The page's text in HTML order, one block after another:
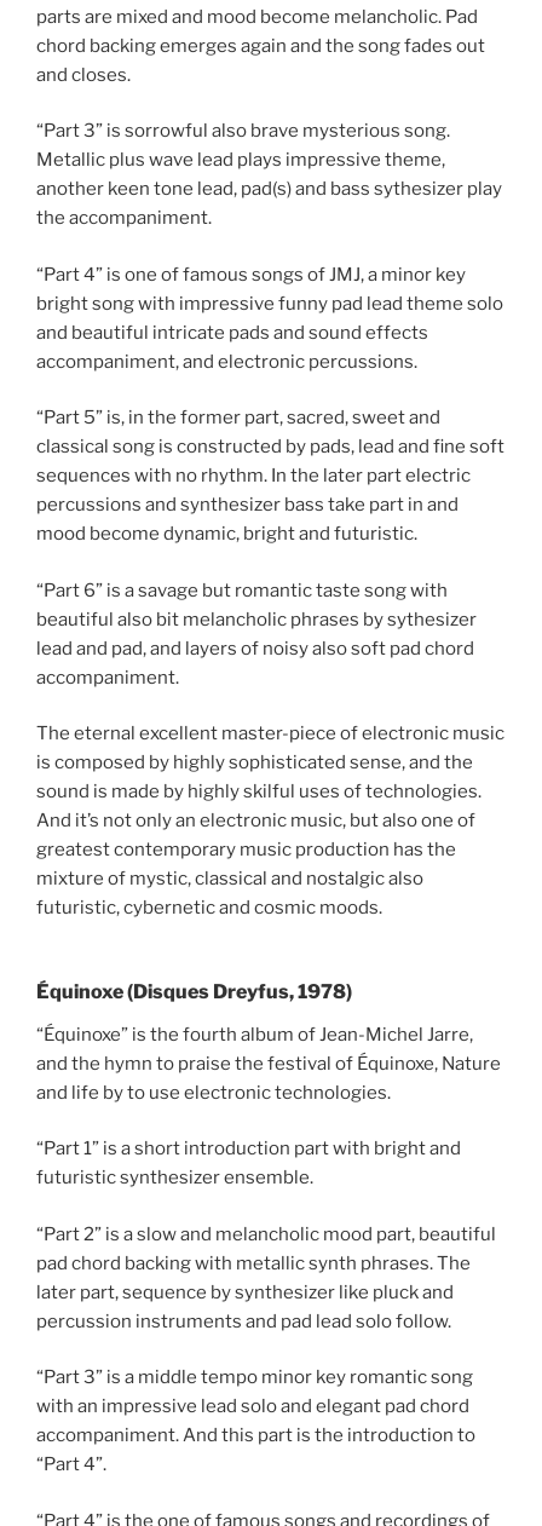
parts are mixed and mood become melancholic. Pad
chord backing emerges again and the song fades out
and closes.
“Part 3” is sorrowful also brave mysterious song.
Metallic plus wave lead plays impressive theme,
another keen tone lead, pad(s) and bass sythesizer play
the accompaniment.
“Part 4” is one of famous songs of JMJ, a minor key
bright song with impressive funny pad lead theme solo
and beautiful intricate pads and sound effects
accompaniment, and electronic percussions.
“Part 5” is, in the former part, sacred, sweet and
classical song is constructed by pads, lead and fine soft
sequences with no rhythm. In the later part electric
percussions and synthesizer bass take part in and
mood become dynamic, bright and futuristic.
“Part 6” is a savage but romantic taste song with
beautiful also bit melancholic phrases by sythesizer
lead and pad, and layers of noisy also soft pad chord
accompaniment.
The eternal excellent master-piece of electronic music
is composed by highly sophisticated sense, and the
sound is made by highly skilful uses of technologies.
And it’s not only an electronic music, but also one of
greatest contemporary music production has the
mixture of mystic, classical and nostalgic also
futuristic, cybernetic and cosmic moods.
Équinoxe (Disques Dreyfus, 1978)
“Équinoxe” is the fourth album of Jean-Michel Jarre,
and the hymn to praise the festival of Équinoxe, Nature
and life by to use electronic technologies.
“Part 1” is a short introduction part with bright and
futuristic synthesizer ensemble.
“Part 2” is a slow and melancholic mood part, beautiful
pad chord backing with metallic synth phrases. The
later part, sequence by synthesizer like pluck and
percussion instruments and pad lead solo follow.
“Part 3” is a middle tempo minor key romantic song
with an impressive lead solo and elegant pad chord
accompaniment. And this part is the introduction to
“Part 4”.
“Part 4” is the one of famous songs and recordings of